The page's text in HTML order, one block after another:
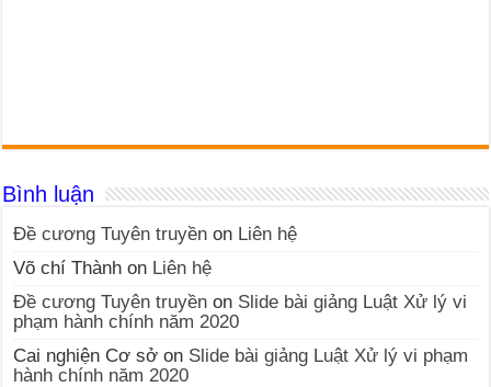
Bình luận
Đề cương Tuyên truyền on Liên hệ
Võ chí Thành on Liên hệ
Đề cương Tuyên truyền on Slide bài giảng Luật Xử lý vi
phạm hành chính năm 2020
Cai nghiện Cơ sở on Slide bài giảng Luật Xử lý vi phạm
hành chính năm 2020